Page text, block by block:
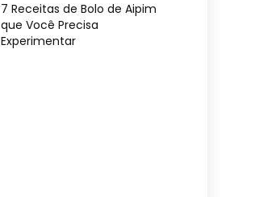
7 Receitas de Bolo de Aipim
que Você Precisa
Experimentar